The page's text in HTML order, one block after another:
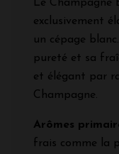
Le Champagne
exclusivement
un cépage
pureté et sa
et élégant par
Champagne.
Arômes
frais comme la